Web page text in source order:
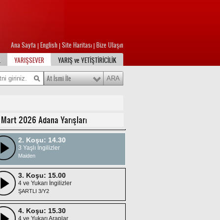
Ana Sayfa English Site Haritası Bize Ulaşın
YARIŞSEVER YARIŞ ve YETİŞTİRİCİLİK
At İsmi İle
2026 Adana Yarışları
Handikap 14 /H1
2. Koşu: 14.30
3 Yaşlı İngilizler
Maiden
3. Koşu: 15.00
4 ve Yukarı İngilizler
ŞARTLI 3/Y2
4. Koşu: 15.30
4 ve Yukarı Araplar